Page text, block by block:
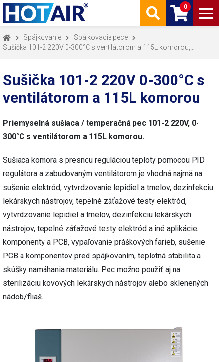
0
Spájkovanie
Spájkovacie pece
Sušička 101-2 220V 0-300°C s ventilátorom a 115L komorou,
Sušička 101-2 220V 0-300°C s
ventilátorom a 115L komorou
Priemyselná sušiaca / temperačná pec 101-2 220V, 0-
300°C s ventilátorom a 115L komorou.
Sušiaca komora s presnou reguláciou teploty pomocou PID
regulátora a zabudovaným ventilátorom je vhodná najmä na
sušenie elektród, vytvrdzovanie lepidiel a tmelov, dezinfekciu
lekárskych nástrojov, tepelné záťažové testy elektród,
vytvrdzovanie lepidiel a tmelov, dezinfekciu lekárskych
nástrojov, tepelné záťažové testy elektród a iné aplikácie.
komponenty a PCB, vypaľovanie práškových farieb, sušenie
PCB a komponentov pred spájkovaním, teplotná stabilita a
skúšky namáhania materiálu. Pec možno použiť aj na
sterilizáciu kovových lekárskych nástrojov alebo sklenených
nádob/fliaš.